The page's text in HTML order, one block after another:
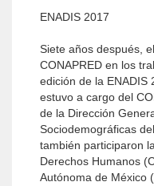
ENADIS 2017
Siete años después,
CONAPRED en los
edición de la ENADIS
estuvo a cargo del
de la Dirección
Sociodemográficas
también participaron
Derechos Humanos
Autónoma de México